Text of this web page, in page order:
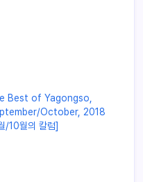
Best of Yagongso,
October, 2018
/10월의 칼럼]